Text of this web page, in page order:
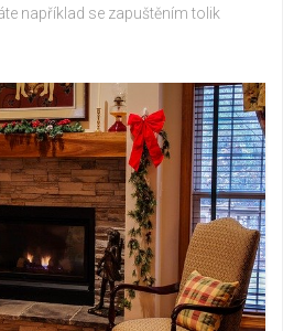
například se zapuštěním tolik